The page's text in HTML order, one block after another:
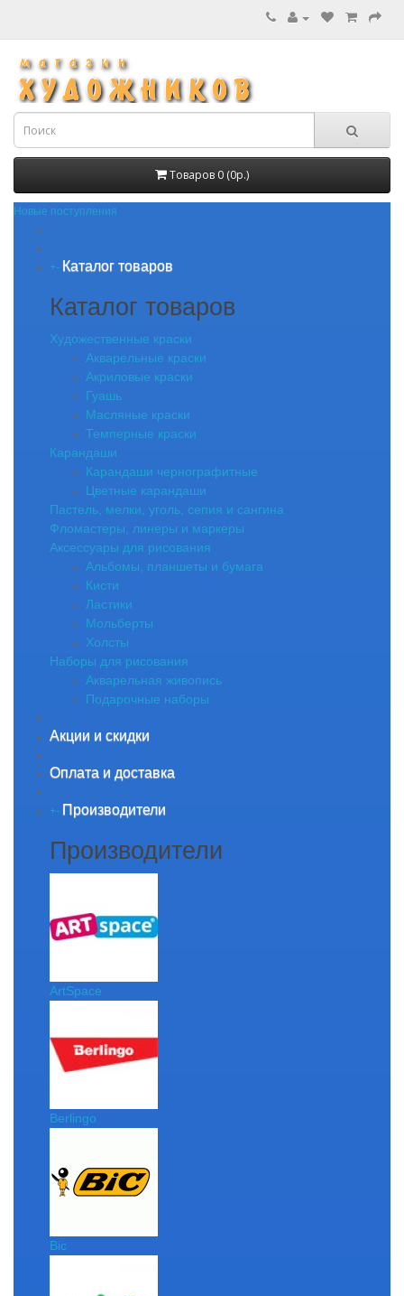
Товаров 0 (0р.)
Новые поступления
+- Каталог товаров
Каталог товаров
Художественные краски
Акварельные краски
Акриловые краски
Гуашь
Масляные краски
Темперные краски
Карандаши
Карандаши чернографитные
Цветные карандаши
Пастель, мелки, уголь, сепия и сангина
Фломастеры, линеры и маркеры
Аксессуары для рисования
Альбомы, планшеты и бумага
Кисти
Ластики
Мольберты
Холсты
Наборы для рисования
Акварельная живопись
Подарочные наборы
Акции и скидки
Оплата и доставка
+- Производители
Производители
ArtSpace
Berlingo
Bic